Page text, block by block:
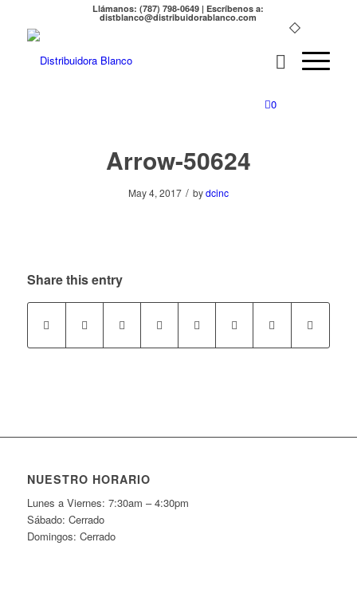
Llámanos: (787) 798-0649 | Escríbenos a:
distblanco@distribuidorablanco.com
0
Arrow-50624
May 4, 2017 / bydcinc
Share this entry
NUESTRO HORARIO
Lunes a Viernes: 7:30am – 4:30pm
Sábado: Cerrado
Domingos: Cerrado